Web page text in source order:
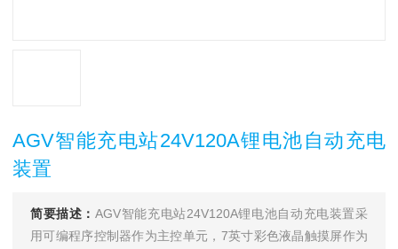
AGV智能充电站24V120A锂电池自动充电
装置
简要描述：AGV智能充电站24V120A锂电池自动充电装置采
用可编程序控制器作为主控单元，7英寸彩色液晶触摸屏作为